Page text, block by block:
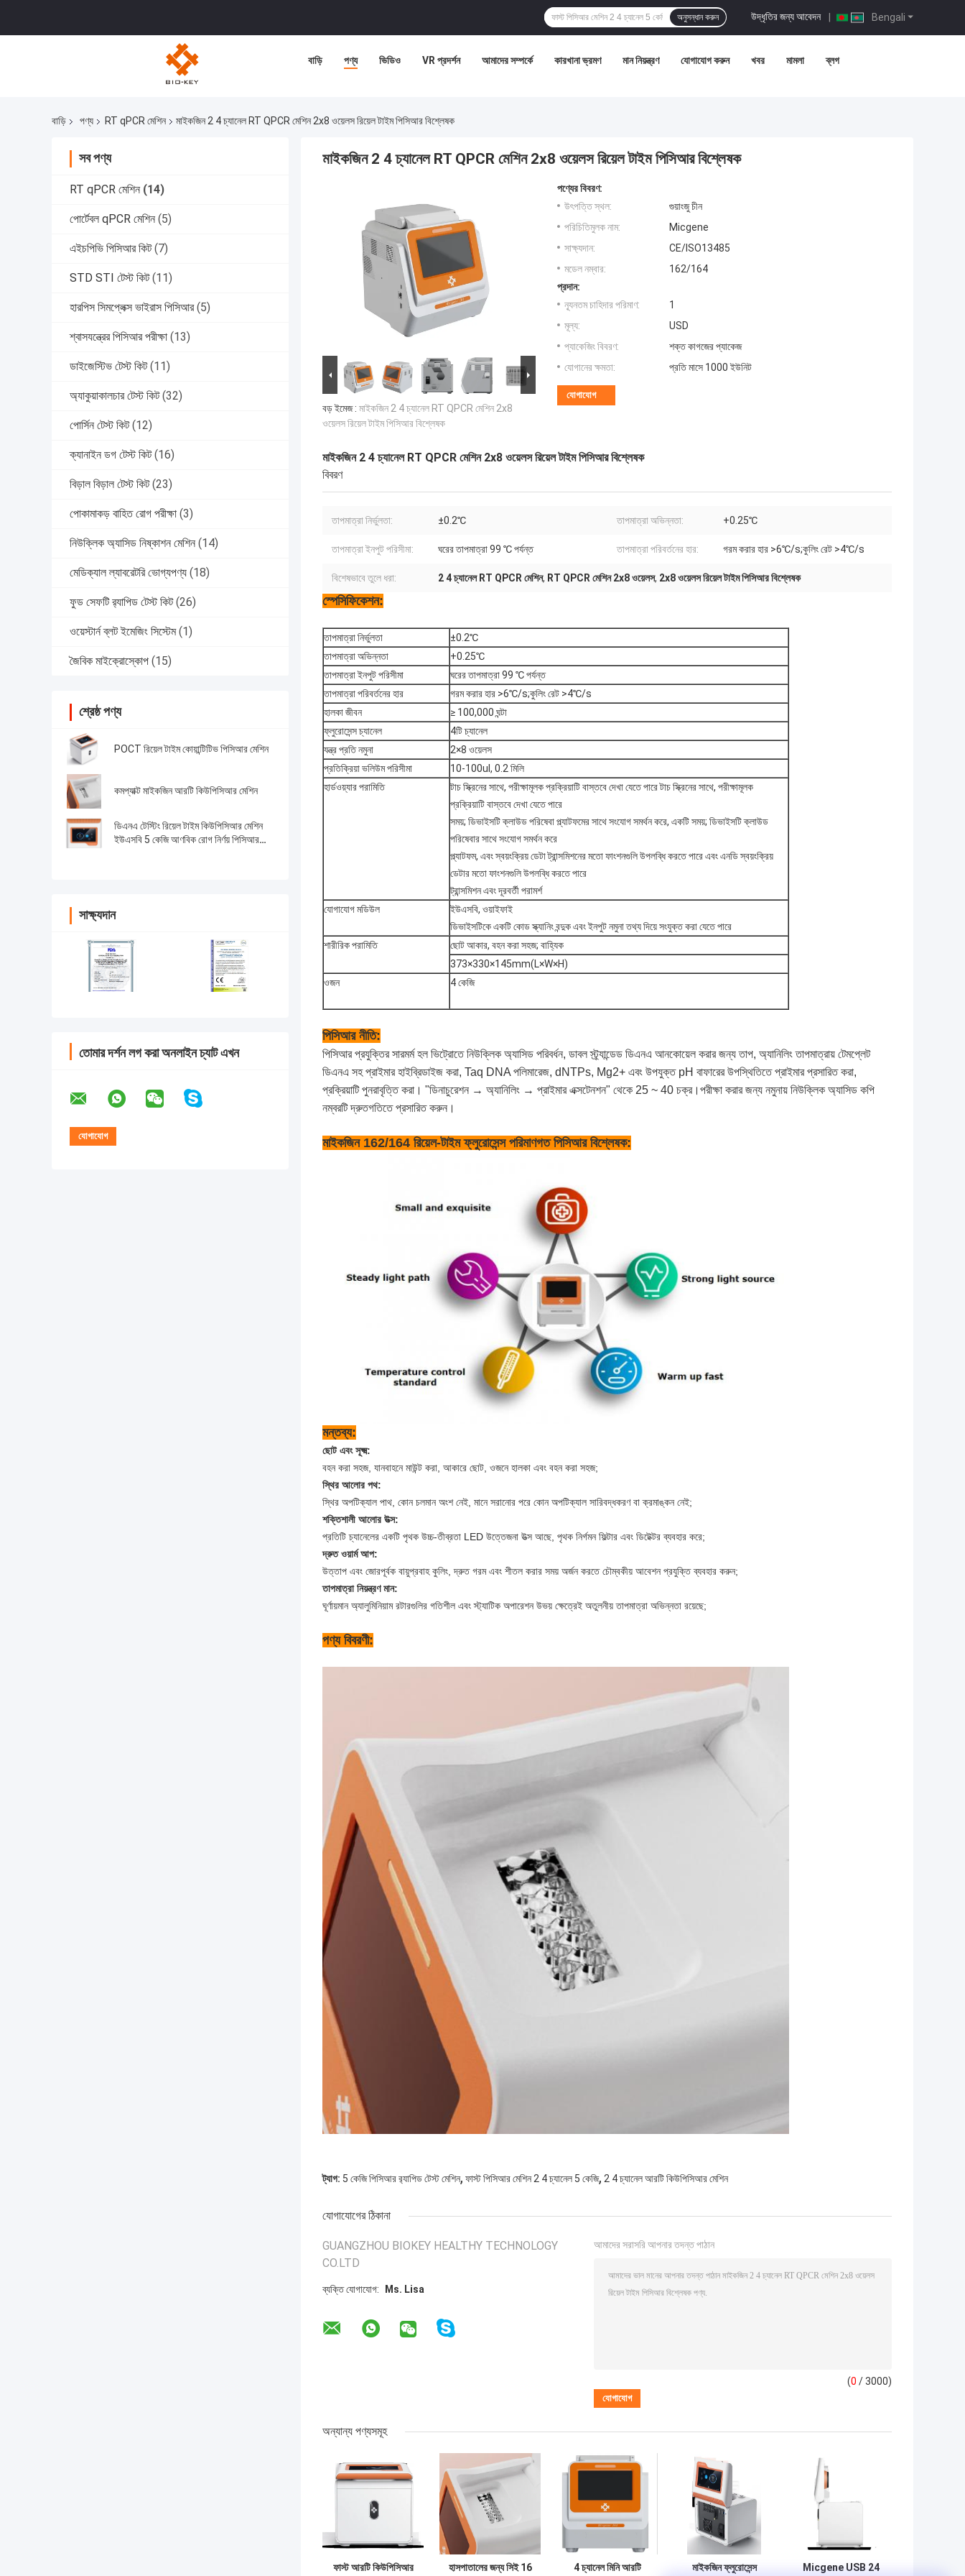
Bengali
উদ্ধৃতির জন্য আবেদন |
অনুসন্ধান করুন
বাড়ি পণ্য ভিডিও VR প্রদর্শন আমাদের সম্পর্কে কারখানা ভ্রমণ মান নিয়ন্ত্রণ যোগাযোগ করুন খবর মামলা ব্লগ
বাড়ি পণ্য RT qPCR মেশিন মাইকজিন 2 4 চ্যানেল RT QPCR মেশিন 2x8 ওয়েলস রিয়েল টাইম পিসিআর বিশ্লেষক
সব পণ্য
RT qPCR মেশিন (14)
পোর্টেবল qPCR মেশিন (5)
এইচপিভি পিসিআর কিট (7)
STD STI টেস্ট কিট (11)
হারপিস সিমপ্লেক্স ভাইরাস পিসিআর (5)
শ্বাসযন্ত্রের পিসিআর পরীক্ষা (13)
ডাইজেস্টিভ টেস্ট কিট (11)
অ্যাকুয়াকালচার টেস্ট কিট (32)
পোর্সিন টেস্ট কিট (12)
ক্যানাইন ডগ টেস্ট কিট (16)
বিড়াল বিড়াল টেস্ট কিট (23)
পোকামাকড় বাহিত রোগ পরীক্ষা (3)
নিউক্লিক অ্যাসিড নিষ্কাশন মেশিন (14)
মেডিক্যাল ল্যাবরেটরি ভোগ্যপণ্য (18)
ফুড সেফটি র‍্যাপিড টেস্ট কিট (26)
ওয়েস্টার্ন ব্লট ইমেজিং সিস্টেম (1)
জৈবিক মাইক্রোস্কোপ (15)
শ্রেষ্ঠ পণ্য
POCT রিয়েল টাইম কোয়ান্টিটিভ পিসিআর মেশিন
কমপ্যাক্ট মাইকজিন আরটি কিউপিসিআর মেশিন
ডিএনএ টেস্টিং রিয়েল টাইম কিউপিসিআর মেশিন
ইউএসবি 5 কেজি আণবিক রোগ নির্ণয় পিসিআর
সাক্ষ্যদান
তোমার দর্শন লগ করা অনলাইন চ্যাট এখন
মাইকজিন 2 4 চ্যানেল RT QPCR মেশিন 2x8 ওয়েলস রিয়েল টাইম পিসিআর বিশ্লেষক
বড় ইমেজ : মাইকজিন 2 4 চ্যানেল RT QPCR মেশিন 2x8
ওয়েলস রিয়েল টাইম পিসিআর বিশ্লেষক
পণ্যের বিবরণ:
উৎপত্তি স্থল:
গুয়াংজু চীন
পরিচিতিমুলক নাম:
Micgene
সাক্ষ্যদান:
CE/ISO13485
মডেল নম্বার:
162/164
প্রদান:
ন্যূনতম চাহিদার পরিমাণ:
1
মূল্য:
USD
প্যাকেজিং বিবরণ:
শক্ত কাগজের প্যাকেজ
যোগানের ক্ষমতা:
প্রতি মাসে 1000 ইউনিট
যোগাযোগ
মাইকজিন 2 4 চ্যানেল RT QPCR মেশিন 2x8 ওয়েলস রিয়েল টাইম পিসিআর বিশ্লেষক
বিবরণ
তাপমাত্রা নির্ভুলতা: ±0.2℃ তাপমাত্রা অভিন্নতা: +0.25℃
তাপমাত্রা ইনপুট পরিসীমা: ঘরের তাপমাত্রা 99 ℃ পর্যন্ত তাপমাত্রা পরিবর্তনের হার: গরম করার হার >6℃/s;কুলিং রেট >4℃/s
বিশেষভাবে তুলে ধরা: 2 4 চ্যানেল RT QPCR মেশিন, RT QPCR মেশিন 2x8 ওয়েলস, 2x8 ওয়েলস রিয়েল টাইম পিসিআর বিশ্লেষক
স্পেসিফিকেশন:
তাপমাত্রা নির্ভুলতা
±0.2℃
তাপমাত্রা অভিন্নতা
+0.25℃
তাপমাত্রা ইনপুট পরিসীমা
ঘরের তাপমাত্রা 99 ℃ পর্যন্ত
তাপমাত্রা পরিবর্তনের হার
গরম করার হার >6℃/s;কুলিং রেট >4℃/s
হালকা জীবন
≥ 100,000 ঘন্টা
ফ্লুরোসেন্স চ্যানেল
4টি চ্যানেল
যন্ত্র প্রতি নমুনা
2×8 ওয়েলস
প্রতিক্রিয়া ভলিউম পরিসীমা
10-100ul, 0.2 মিলি
হার্ডওয়্যার পরামিতি
টাচ স্ক্রিনের সাথে, পরীক্ষামূলক প্রক্রিয়াটি বাস্তবে দেখা যেতে পারে টাচ স্ক্রিনের সাথে, পরীক্ষামূলক
প্রক্রিয়াটি বাস্তবে দেখা যেতে পারে
সময়; ডিভাইসটি ক্লাউড পরিষেবা প্ল্যাটফমের সাথে সংযোগ সমর্থন করে, একটি সময়; ডিভাইসটি ক্লাউড
পরিষেবার সাথে সংযোগ সমর্থন করে
প্ল্যাটফম, এবং স্বয়ংক্রিয় ডেটা ট্রান্সমিশনের মতো ফাংশনগুলি উপলব্ধি করতে পারে এবং এনডি স্বয়ংক্রিয়
ডেটার মতো ফাংশনগুলি উপলব্ধি করতে পারে
ট্রান্সমিশন এবং দূরবর্তী পরামর্শ
যোগাযোগ মডিউল
ইউএসবি, ওয়াইফাই
ডিভাইসটিকে একটি কোড স্ক্যানিং বন্দুক এবং ইনপুট নমুনা তথ্য দিয়ে সংযুক্ত করা যেতে পারে
শারীরিক পরামিতি
ছোট আকার, বহন করা সহজ; বাহ্যিক
373×330×145mm(L×W×H)
ওজন
4 কেজি
পিসিআর নীতি:
পিসিআর প্রযুক্তির সারমর্ম হল ভিট্রোতে নিউক্লিক অ্যাসিড পরিবর্ধন, ডাবল স্ট্র্যান্ডেড ডিএনএ আনকোয়েল করার জন্য তাপ, অ্যানিলিং তাপমাত্রায় টেমপ্লেট
ডিএনএ সহ প্রাইমার হাইব্রিডাইজ করা, Taq DNA পলিমারেজ, dNTPs, Mg2+ এবং উপযুক্ত pH বাফারের উপস্থিতিতে প্রাইমার প্রসারিত করা,
প্রক্রিয়াটি পুনরাবৃত্তি করা। "ডিনাচুরেশন → অ্যানিলিং → প্রাইমার এক্সটেনশন" থেকে 25 ~ 40 চক্র।পরীক্ষা করার জন্য নমুনায় নিউক্লিক অ্যাসিড কপি
নম্বরটি দ্রুতগতিতে প্রসারিত করুন।
মাইকজিন 162/164 রিয়েল-টাইম ফ্লুরোসেন্স পরিমাণগত পিসিআর বিশ্লেষক:
মন্তব্য:
ছোট এবং সূক্ষ্ম:
বহন করা সহজ, যানবাহনে মাউন্ট করা, আকারে ছোট, ওজনে হালকা এবং বহন করা সহজ;
স্থির আলোর পথ:
স্থির অপটিক্যাল পাথ, কোন চলমান অংশ নেই, মানে সরানোর পরে কোন অপটিক্যাল সারিবদ্ধকরণ বা ক্রমাঙ্কন নেই;
শক্তিশালী আলোর উত্স:
প্রতিটি চ্যানেলের একটি পৃথক উচ্চ-তীব্রতা LED উত্তেজনা উত্স আছে, পৃথক নির্গমন ফিল্টার এবং ডিটেক্টর ব্যবহার করে;
দ্রুত ওয়ার্ম আপ:
উত্তাপ এবং জোরপূর্বক বায়ুপ্রবাহ কুলিং, দ্রুত গরম এবং শীতল করার সময় অর্জন করতে চৌম্বকীয় আবেশন প্রযুক্তি ব্যবহার করুন;
তাপমাত্রা নিয়ন্ত্রণ মান:
ঘূর্ণায়মান অ্যালুমিনিয়াম রটারগুলির গতিশীল এবং স্ট্যাটিক অপারেশন উভয় ক্ষেত্রেই অতুলনীয় তাপমাত্রা অভিন্নতা রয়েছে;
পণ্য বিবরণী:
ট্যাগ: 5 কেজি পিসিআর র‌্যাপিড টেস্ট মেশিন, ফাস্ট পিসিআর মেশিন 2 4 চ্যানেল 5 কেজি, 2 4 চ্যানেল আরটি কিউপিসিআর মেশিন
যোগাযোগের ঠিকানা
GUANGZHOU BIOKEY HEALTHY TECHNOLOGY
CO.LTD
ব্যক্তি যোগাযোগ: Ms. Lisa
আমাদের সরাসরি আপনার তদন্ত পাঠান
(0 / 3000)
অন্যান্য পণ্যসমূহ
ফাস্ট আরটি কিউপিসিআর হাসপাতালের জন্য সিই 16 4 চ্যানেল মিনি আরটি মাইকজিন ফ্লুরোসেন্স Micgene USB 24